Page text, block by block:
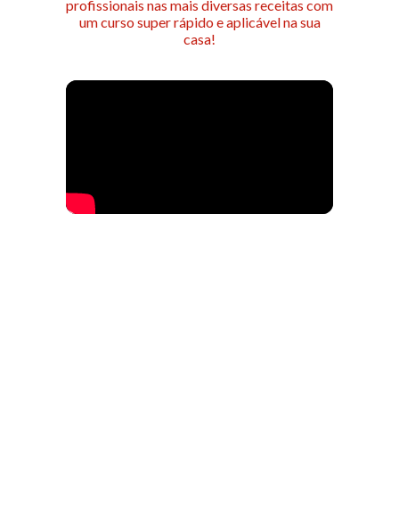
profissionais nas mais diversas receitas com
um curso super rápido e aplicável na sua
casa!